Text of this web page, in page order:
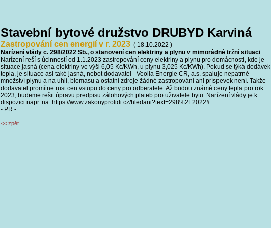
Stavební bytové družstvo DRUBYD Karviná
Zastropování cen energií v r. 2023 ( 18.10.2022 )
Narízení vlády c. 298/2022 Sb., o stanovení cen elektriny a plynu v mimorádné tržní situaci
Narízení reší s úcinností od 1.1.2023 zastropování ceny elektriny a plynu pro domácnosti, kde je
situace jasná (cena elektriny ve výši 6,05 Kc/KWh, u plynu 3,025 Kc/KWh). Pokud se týká dodávek
tepla, je situace asi také jasná, nebot dodavatel - Veolia Energie CR, a.s. spaluje nepatrné
množství plynu a na uhlí, biomasu a ostatní zdroje žádné zastropování ani príspevek není. Takže
dodavatel promítne rust cen vstupu do ceny pro odberatele. Až budou známé ceny tepla pro rok
2023, budeme rešit úpravu predpisu zálohových plateb pro uživatele bytu. Narízení vlády je k
dispozici napr. na: https://www.zakonyprolidi.cz/hledani?text=298%2F2022#
- PR -
<< zpět